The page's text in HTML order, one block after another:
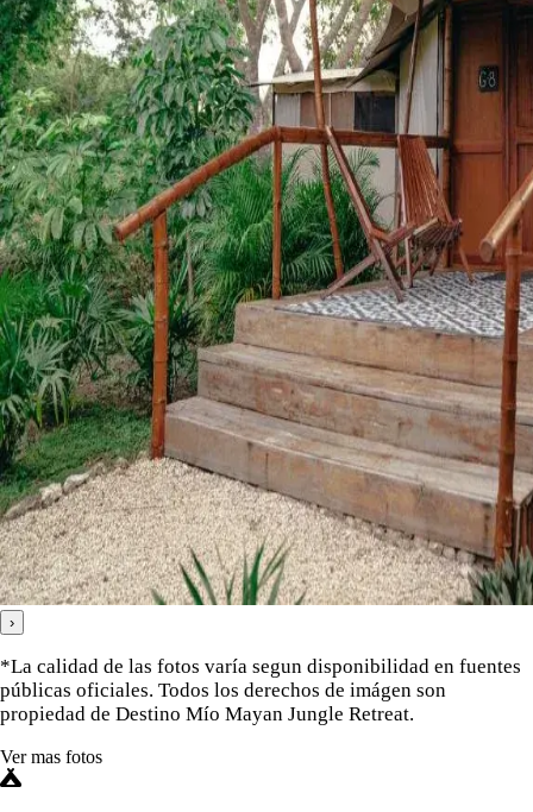
›
*La calidad de las fotos varía segun disponibilidad en fuentes
públicas oficiales. Todos los derechos de imágen son
propiedad de Destino Mío Mayan Jungle Retreat.
Ver mas fotos